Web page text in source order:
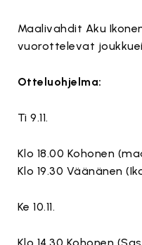
Maalivahdit Aku
vuorottelevat
Otteluohjelma:
Ti 9.11.
Klo 18.00 Kohonen
Klo 19.30 Väänänen
Ke 10.11.